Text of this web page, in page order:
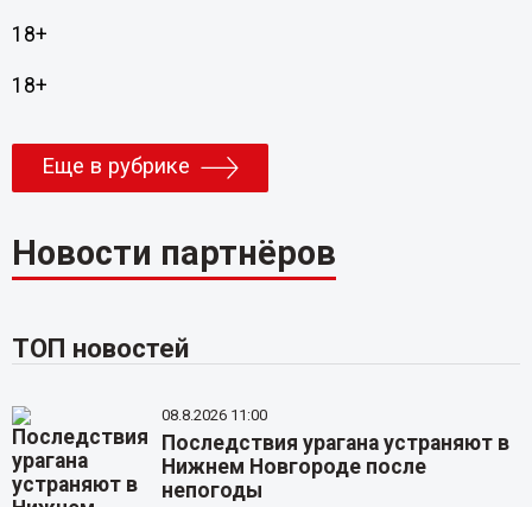
18+
18+
Еще в рубрике
Новости партнёров
ТОП новостей
08.8.2026 11:00
Последствия урагана устраняют в
Нижнем Новгороде после
непогоды